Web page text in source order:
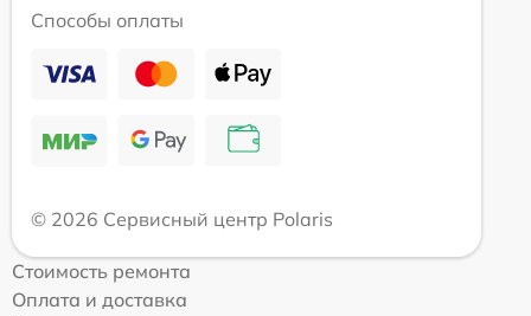
Способы оплаты
© 2026 Сервисный центр Polaris
Стоимость ремонта
Оплата и доставка